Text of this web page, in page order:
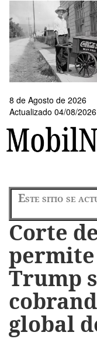
contenido
principal
8 de Agosto de 2026
Actualizado 04/08/2026
Este sitio se
Corte
Trump
global